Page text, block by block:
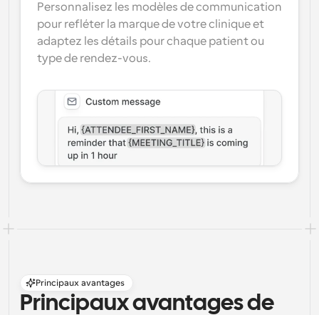
Personnalisez les modèles de communication
pour refléter la marque de votre clinique et
adaptez les détails pour chaque patient ou
type de rendez-vous.
Principaux avantages
Principaux avantages de